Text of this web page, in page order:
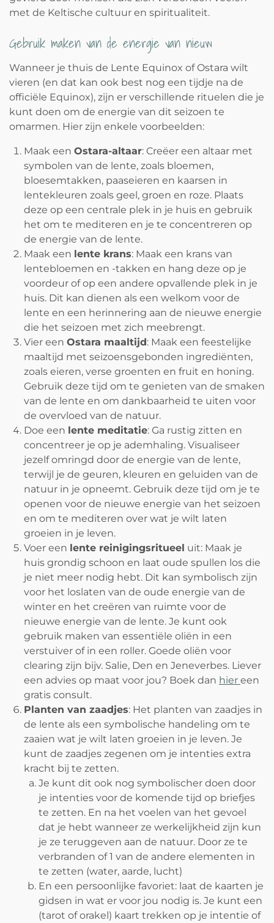
met de Keltische cultuur en spiritualiteit.
Gebruik maken van de energie van nieuw
Wanneer je thuis de Lente Equinox of Ostara wilt
vieren (en dat kan ook best nog een tijdje na de
officiële Equinox), zijn er verschillende rituelen die je
kunt doen om de energie van dit seizoen te
omarmen. Hier zijn enkele voorbeelden:
Maak een Ostara-altaar: Creëer een altaar met
symbolen van de lente, zoals bloemen,
bloesemtakken, paaseieren en kaarsen in
lentekleuren zoals geel, groen en roze. Plaats
deze op een centrale plek in je huis en gebruik
het om te mediteren en je te concentreren op
de energie van de lente.
Maak een lente krans: Maak een krans van
lentebloemen en -takken en hang deze op je
voordeur of op een andere opvallende plek in je
huis. Dit kan dienen als een welkom voor de
lente en een herinnering aan de nieuwe energie
die het seizoen met zich meebrengt.
Vier een Ostara maaltijd : Maak een feestelijke
maaltijd met seizoensgebonden ingrediënten,
zoals eieren, verse groenten en fruit en honing.
Gebruik deze tijd om te genieten van de smaken
van de lente en om dankbaarheid te uiten voor
de overvloed van de natuur.
Doe een lente meditatie: Ga rustig zitten en
concentreer je op je ademhaling. Visualiseer
jezelf omringd door de energie van de lente,
terwijl je de geuren, kleuren en geluiden van de
natuur in je opneemt. Gebruik deze tijd om je te
openen voor de nieuwe energie van het seizoen
en om te mediteren over wat je wilt laten
groeien in je leven.
Voer een lente reinigingsritueel uit: Maak je
huis grondig schoon en laat oude spullen los die
je niet meer nodig hebt. Dit kan symbolisch zijn
voor het loslaten van de oude energie van de
winter en het creëren van ruimte voor de
nieuwe energie van de lente. Je kunt ook
gebruik maken van essentiële oliën in een
verstuiver of in een roller. Goede oliën voor
clearing zijn bijv. Salie, Den en Jeneverbes. Liever
een advies op maat voor jou? Boek dan hier een
gratis consult.
Planten van zaadjes: Het planten van zaadjes in
de lente als een symbolische handeling om te
zaaien wat je wilt laten groeien in je leven. Je
kunt de zaadjes zegenen om je intenties extra
kracht bij te zetten.
Je kunt dit ook nog symbolischer doen door
je intenties voor de komende tijd op briefjes
te zetten. En na het voelen van het gevoel
dat je hebt wanneer ze werkelijkheid zijn kun
je ze teruggeven aan de natuur. Door ze te
verbranden of 1 van de andere elementen in
te zetten (water, aarde, lucht)
En een persoonlijke favoriet: laat de kaarten je
gidsen in wat er voor jou nodig is. Je kunt een
(tarot of orakel) kaart trekken op je intentie of